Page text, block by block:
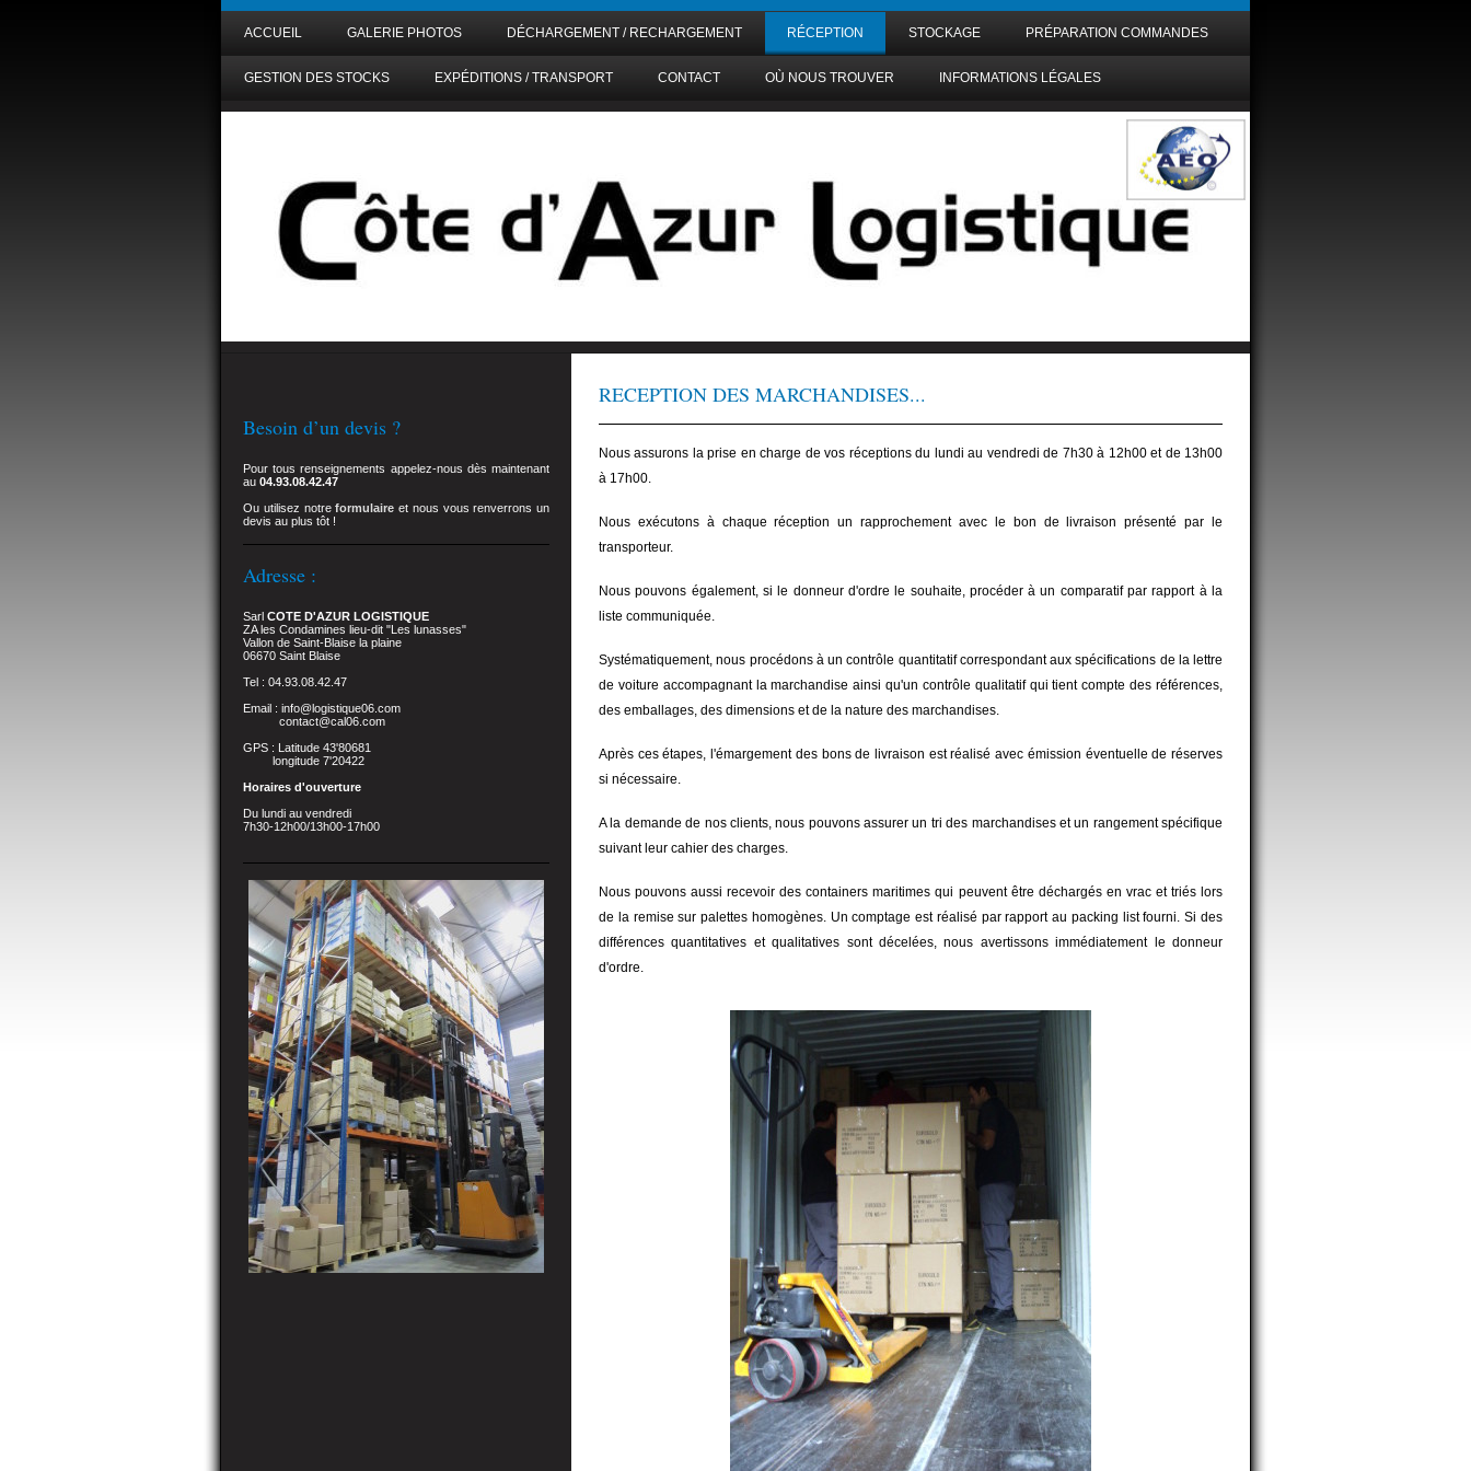
ACCUEIL GALERIE PHOTOS DÉCHARGEMENT / RECHARGEMENT RÉCEPTION STOCKAGE PRÉPARATION COMMANDES
GESTION DES STOCKS EXPÉDITIONS / TRANSPORT CONTACT OÙ NOUS TROUVER INFORMATIONS LÉGALES
Besoin d’un devis ?
Pour tous renseignements appelez-nous dès maintenant
au 04.93.08.42.47
Ou utilisez notreformulaire et nous vous renverrons un
devis au plus tôt !
Adresse :
Sarl COTE D'AZUR LOGISTIQUE
ZA les Condamines lieu-dit "Les lunasses"
Vallon de Saint-Blaise la plaine
06670 Saint Blaise
Tel : 04.93.08.42.47
Email : info@logistique06.com
contact@cal06.com
GPS : Latitude 43'80681
longitude 7'20422
Horaires d'ouverture
Du lundi au vendredi
7h30-12h00/13h00-17h00
RECEPTION DES MARCHANDISES...
Nous assurons la prise en charge de vos réceptions du lundi au vendredi de 7h30 à 12h00 et de 13h00
à 17h00.
Nous exécutons à chaque réception un rapprochement avec le bon de livraison présenté par le
transporteur.
Nous pouvons également, si le donneur d'ordre le souhaite, procéder à un comparatif par rapport à la
liste communiquée.
Systématiquement, nous procédons à un contrôle quantitatif correspondant aux spécifications de la lettre
de voiture accompagnant la marchandise ainsi qu'un contrôle qualitatif qui tient compte des références,
des emballages, des dimensions et de la nature des marchandises.
Après ces étapes, l'émargement des bons de livraison est réalisé avec émission éventuelle de réserves
si nécessaire.
A la demande de nos clients, nous pouvons assurer un tri des marchandises et un rangement spécifique
suivant leur cahier des charges.
Nous pouvons aussi recevoir des containers maritimes qui peuvent être déchargés en vrac et triés lors
de la remise sur palettes homogènes. Un comptage est réalisé par rapport au packing list fourni. Si des
différences quantitatives et qualitatives sont décelées, nous avertissons immédiatement le donneur
d'ordre.